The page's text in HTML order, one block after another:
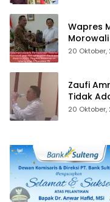
Wapres
20 Oktober,
Zaufi
Tidak
20 Oktober,